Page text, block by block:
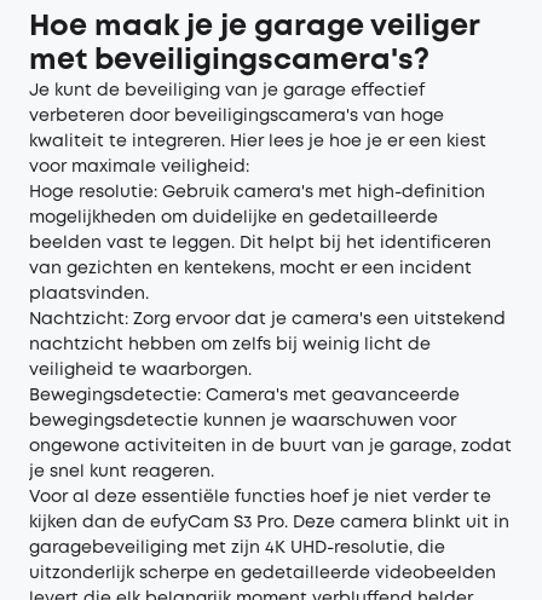
Hoe maak je je garage veiliger
met beveiligingscamera's?
Je kunt de beveiliging van je garage effectief
verbeteren door beveiligingscamera's van hoge
kwaliteit te integreren. Hier lees je hoe je er een kiest
voor maximale veiligheid:
Hoge resolutie: Gebruik camera's met high-definition
mogelijkheden om duidelijke en gedetailleerde
beelden vast te leggen. Dit helpt bij het identificeren
van gezichten en kentekens, mocht er een incident
plaatsvinden.
Nachtzicht: Zorg ervoor dat je camera's een uitstekend
nachtzicht hebben om zelfs bij weinig licht de
veiligheid te waarborgen.
Bewegingsdetectie: Camera's met geavanceerde
bewegingsdetectie kunnen je waarschuwen voor
ongewone activiteiten in de buurt van je garage, zodat
je snel kunt reageren.
Voor al deze essentiële functies hoef je niet verder te
kijken dan de eufyCam S3 Pro. Deze camera blinkt uit in
garagebeveiliging met zijn 4K UHD-resolutie, die
uitzonderlijk scherpe en gedetailleerde videobeelden